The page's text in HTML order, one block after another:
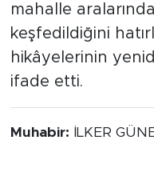
mahalle
keşfedildiğini
hikâyelerinin
ifade etti.
Muhabir: İLKER